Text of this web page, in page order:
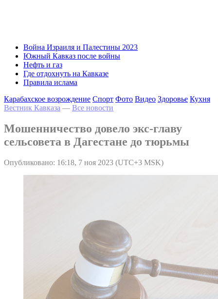
Война Израиля и Палестины 2023
Южный Кавказ после войны
Нефть и газ
Где отдохнуть на Кавказе
Правила ислама
Карабахское возрождение Спорт Фото Видео Здоровье Кухня
Вестник Кавказа — Все новости
Мошенничество довело экс-главу
сельсовета в Дагестане до тюрьмы
Опубликовано: 16:18, 7 ноя 2023 (UTC+3 MSK)